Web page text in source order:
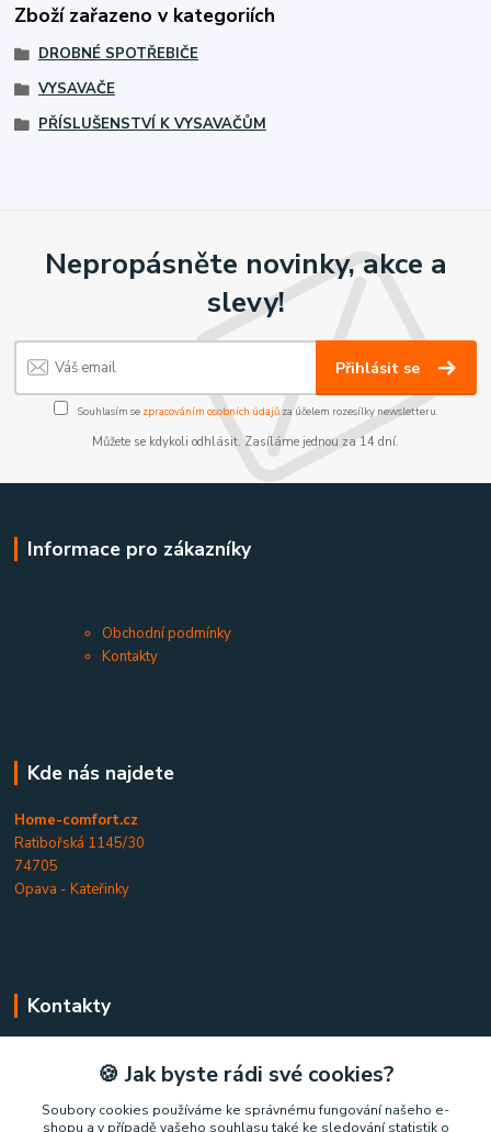
Zboží zařazeno v kategoriích
DROBNÉ SPOTŘEBIČE
VYSAVAČE
PŘÍSLUŠENSTVÍ K VYSAVAČŮM
Nepropásněte novinky, akce a
slevy!
Přihlásit se
Souhlasím se zpracováním osobních údajůza účelem rozesílky newsletteru.
Můžete se kdykoli odhlásit. Zasíláme jednou za 14 dní.
Informace pro zákazníky
Obchodní podmínky
Kontakty
Kde nás najdete
Home-comfort.cz
Ratibořská 1145/30
74705
Opava - Kateřinky
Kontakty
+420 777 852 326
🍪 Jak byste rádi své cookies?
Soubory cookies používáme ke správnému fungování našeho e-
shopu a v případě vašeho souhlasu také ke sledování statistik o